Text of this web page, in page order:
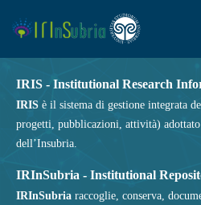
IRIS - Institutional Research
IRIS è il sistema di gestione integrata
progetti, pubblicazioni, attività)
dell’Insubria.
IRInSubria - Institutional
IRInSubria raccoglie, conserva,